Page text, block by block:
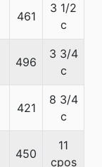
461
3 1/2
c
496
3 3/4
c
421
8 3/4
c
450
11
cpos